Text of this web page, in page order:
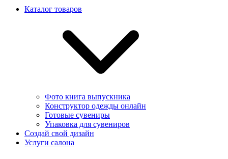
Каталог товаров
Фото книга выпускника
Конструктор одежды онлайн
Готовые сувениры
Упаковка для сувениров
Создай свой дизайн
Услуги салона